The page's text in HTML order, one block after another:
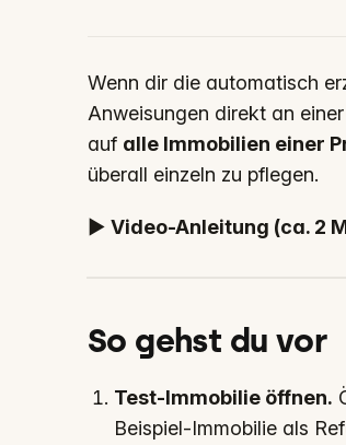
Wenn dir die automatisch
Anweisungen direkt an
auf alle Immobilien einer
überall einzeln zu pflegen.
▶️ Video-Anleitung (ca. 2
So gehst du vor
Test-Immobilie öffnen.
Beispiel-Immobilie als